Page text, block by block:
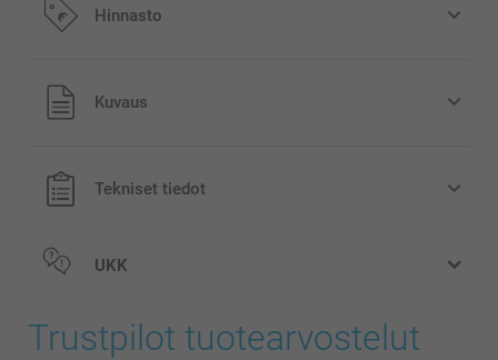
Hinnasto
Kaikki hinnat ovat euroina, sisältävät arvonlisäveron ja
eivät sisällä postikuluja.
Kuvaus
Tekniset tiedot
UKK
Trustpilot tuotearvostelut